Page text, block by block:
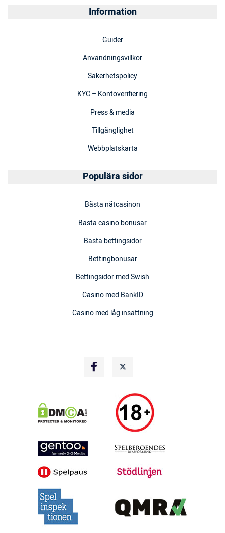
Information
Guider
Användningsvillkor
Säkerhetspolicy
KYC – Kontoverifiering
Press & media
Tillgänglighet
Webbplatskarta
Populära sidor
Bästa nätcasinon
Bästa casino bonusar
Bästa bettingsidor
Bettingbonusar
Bettingsidor med Swish
Casino med BankID
Casino med låg insättning